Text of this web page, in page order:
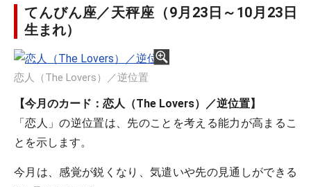
てんびん座／天秤座（9月23日～10月23日
生まれ）
恋人（The Lovers）／逆位置
【今月のカード：恋人（The Lovers）／逆位置】
「恋人」の逆位置は、先のことを考える能力が高まるこ
とを示します。
今月は、感覚が鋭くなり、気遣いや先の見通しができる